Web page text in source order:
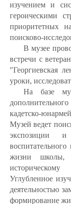
изучением и
героическими
приоритетных
поисково-
В музее
встречи с
"Георгиевская
уроки,
На базе
кадетско-
Музей ведет
экспозиции
жизни школы,
Углубленное
деятельностью
формирование